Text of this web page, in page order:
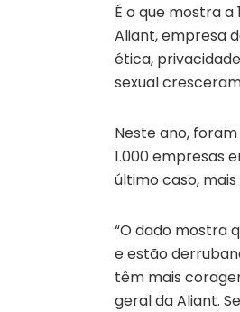
É o que mostra a
Aliant, empresa
ética,
sexual cresceram
Neste ano,
1.000 empresas
último caso,
“O dado mostra
e estão
têm mais
geral da Aliant.